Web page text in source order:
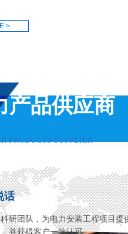
>
产品供应商
PRODUCTS SUPPLIER
话
研团队，为电力安装工程项目提
并获得客户一致认可